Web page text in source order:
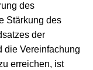
des
Stärkung des
der
die Vereinfachung
erreichen, ist